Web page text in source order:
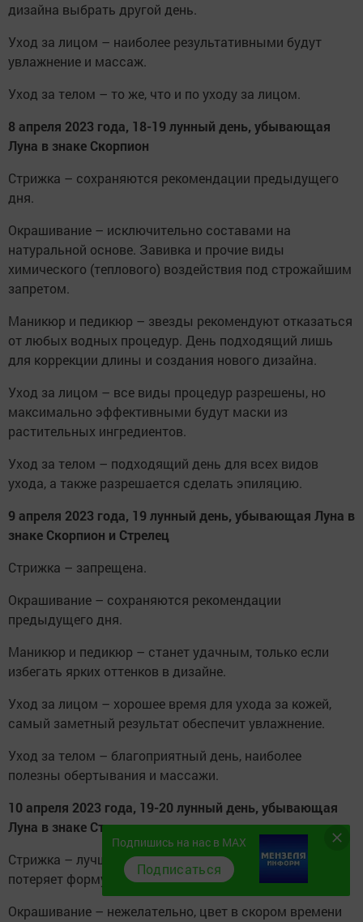
дизайна выбрать другой день.
Уход за лицом – наиболее результативными будут
увлажнение и массаж.
Уход за телом – то же, что и по уходу за лицом.
8 апреля 2023 года, 18-19 лунный день, убывающая
Луна в знаке Скорпион
Стрижка – сохраняются рекомендации предыдущего
дня.
Окрашивание – исключительно составами на
натуральной основе. Завивка и прочие виды
химического (теплового) воздействия под строжайшим
запретом.
Маникюр и педикюр – звезды рекомендуют отказаться
от любых водных процедур. День подходящий лишь
для коррекции длины и создания нового дизайна.
Уход за лицом – все виды процедур разрешены, но
максимально эффективными будут маски из
растительных ингредиентов.
Уход за телом – подходящий день для всех видов
ухода, а также разрешается сделать эпиляцию.
9 апреля 2023 года, 19 лунный день, убывающая Луна в
знаке Скорпион и Стрелец
Стрижка – запрещена.
Окрашивание – сохраняются рекомендации
предыдущего дня.
Маникюр и педикюр – станет удачным, только если
избегать ярких оттенков в дизайне.
Уход за лицом – хорошее время для ухода за кожей,
самый заметный результат обеспечит увлажнение.
Уход за телом – благоприятный день, наиболее
полезны обертывания и массажи.
10 апреля 2023 года, 19-20 лунный день, убывающая
Луна в знаке Стрелец
Стрижка – лучше воздержаться, прическа вскоре
потеряет форму и будет смотреться неаккуратно.
Окрашивание – нежелательно, цвет в скором времени
Подпишись на нас в MAX
Подписаться